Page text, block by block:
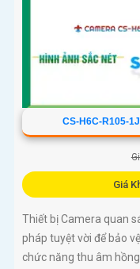
CS-H6C-R105-
Giá
Thiết bị Camera quan
pháp tuyệt vời để bảo
chức năng thu âm